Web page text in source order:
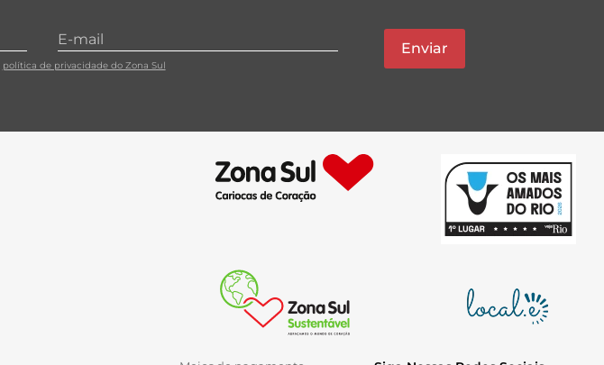
política de privacidade do Zona Sul
Enviar